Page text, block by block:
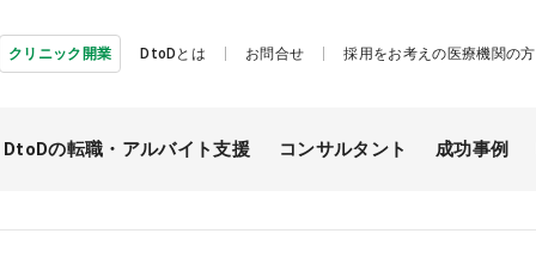
クリニック開業 DtoDとは お問合せ 採用をお考えの医療機関の方
DtoDの転職・ アルバイト支援 コンサルタント 成功事例